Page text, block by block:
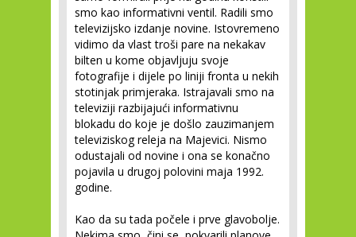
smo kao informativni ventil. Radili smo
televizijsko izdanje novine. Istovremeno
vidimo da vlast troši pare na nekakav
bilten u kome objavljuju svoje
fotografije i dijele po liniji fronta u nekih
stotinjak primjeraka. Istrajavali smo na
televiziji razbijajući informativnu
blokadu do koje je došlo zauzimanjem
televiziskog releja na Majevici. Nismo
odustajali od novine i ona se konačno
pojavila u drugoj polovini maja 1992.
godine.
Kao da su tada počele i prve glavobolje.